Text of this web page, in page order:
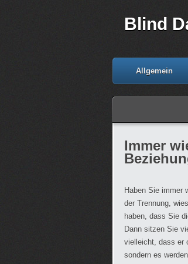
Blind
Allgemein
Immer
Haben Sie immer
der Trennung,
haben, dass Sie
Dann sitzen Sie
vielleicht, dass er
sondern es